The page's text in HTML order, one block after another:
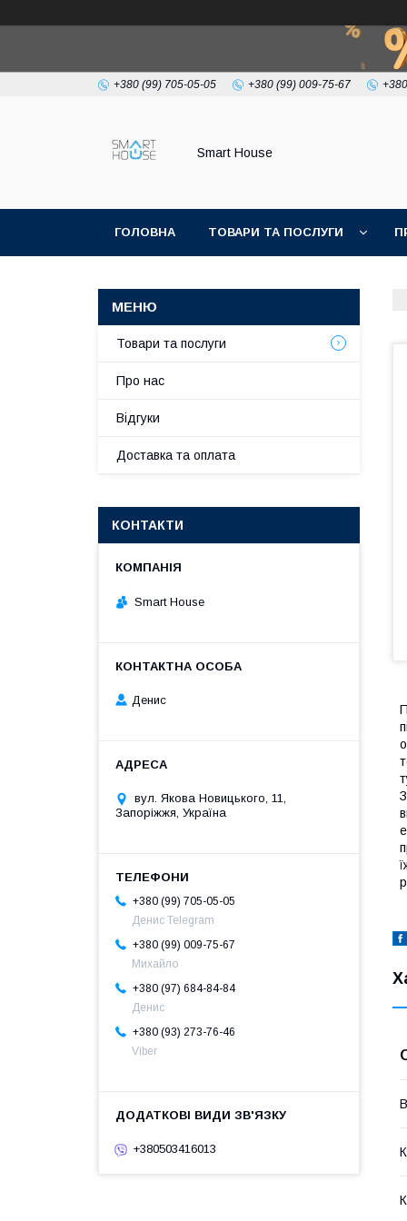
+380 (99) 705-05-05 +380 (99) 009-75-67
Smart House
ГОЛОВНА ТОВАРИ ТА ПОСЛУГИ
Товари та послуги
Про нас
Відгуки
Доставка та оплата
КОНТАКТИ
Smart House
Денис
вул. Якова Новицького, 11,
Запоріжжя, Україна
+380 (99) 705-05-05
Денис Telegram
+380 (99) 009-75-67
Михайло
+380 (97) 684-84-84
Денис
+380 (93) 273-76-46
Viber
+380503416013